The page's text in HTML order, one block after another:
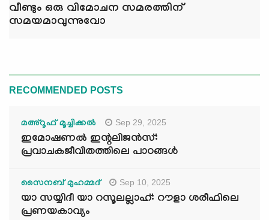
വീണ്ടും ഒരു വിമോചന സമരത്തിന്
സമയമാവുന്നുവോ
RECOMMENDED POSTS
മഅ്റൂഫ് മൂച്ചിക്കല്‍ Sep 29, 2025
ഇമോഷണൽ ഇന്റലിജൻസ്:
പ്രവാചകജീവിതത്തിലെ പാഠങ്ങൾ
സൈനബ് മുഹമ്മദ് Sep 10, 2025
യാ സയ്യിദീ യാ റസൂലല്ലാഹ്: റൗളാ ശരീഫിലെ
പ്രണയകാവ്യം